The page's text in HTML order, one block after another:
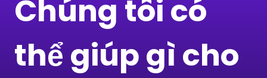
Chúng tôi có
thể giúp gì cho